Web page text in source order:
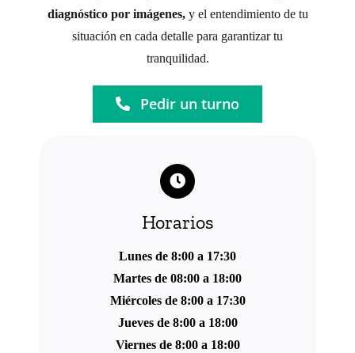
diagnóstico por imágenes,y el entendimiento de tu
situación en cada detalle para garantizar tu
tranquilidad.
Pedir un turno
Horarios
Lunes de 8:00 a 17:30
Martes de 08:00 a 18:00
Miércoles de 8:00 a 17:30
Jueves de 8:00 a 18:00
Viernes de 8:00 a 18:00